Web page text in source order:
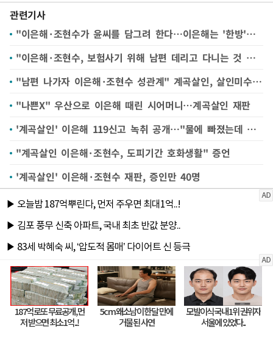
관련기사
"이은해·조현수가 윤씨를 담그려 한다…이은해는 '한방'에 미친X"
"이은해·조현수, 보험사기 위해 남편 데리고 다니는 것 같았다"
"남편 나가자 이은해·조현수 성관계" 계곡살인, 살인미수 사건 전말
"나쁜X" 우산으로 이은해 때린 시어머니…계곡살인 재판
'계곡살인' 이은해 119신고 녹취 공개…"물에 빠졌는데 안 나와"
"계곡살인 이은해·조현수, 도피기간 호화생활" 증언
'계곡살인' 이은해·조현수 재판, 증인만 40명